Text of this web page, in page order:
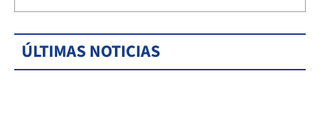
ÚLTIMAS NOTICIAS